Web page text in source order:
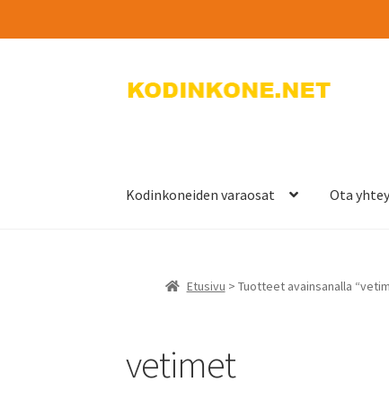
Siirry
Siirry
Kodinkoneiden varaosat Ota
Etusivu > Tuotteet avainsanalla
vetimet